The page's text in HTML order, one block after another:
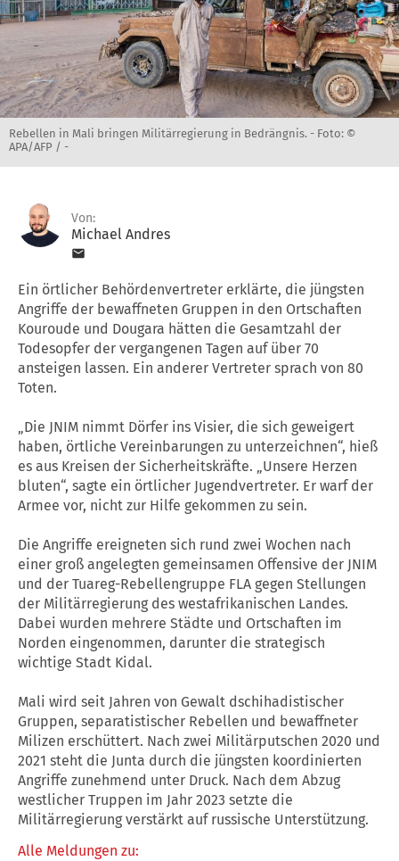
Rebellen in Mali bringen Militärregierung in Bedrängnis. - Foto: ©
APA/AFP / -
Von:
Michael Andres
Ein örtlicher Behördenvertreter erklärte, die jüngsten
Angriffe der bewaffneten Gruppen in den Ortschaften
Kouroude und Dougara hätten die Gesamtzahl der
Todesopfer der vergangenen Tagen auf über 70
ansteigen lassen. Ein anderer Vertreter sprach von 80
Toten.
„Die JNIM nimmt Dörfer ins Visier, die sich geweigert
haben, örtliche Vereinbarungen zu unterzeichnen“, hieß
es aus Kreisen der Sicherheitskräfte. „Unsere Herzen
bluten“, sagte ein örtlicher Jugendvertreter. Er warf der
Armee vor, nicht zur Hilfe gekommen zu sein.
Die Angriffe ereigneten sich rund zwei Wochen nach
einer groß angelegten gemeinsamen Offensive der JNIM
und der Tuareg-Rebellengruppe FLA gegen Stellungen
der Militärregierung des westafrikanischen Landes.
Dabei wurden mehrere Städte und Ortschaften im
Norden eingenommen, darunter die strategisch
wichtige Stadt Kidal.
Mali wird seit Jahren von Gewalt dschihadistischer
Gruppen, separatistischer Rebellen und bewaffneter
Milizen erschüttert. Nach zwei Militärputschen 2020 und
2021 steht die Junta durch die jüngsten koordinierten
Angriffe zunehmend unter Druck. Nach dem Abzug
westlicher Truppen im Jahr 2023 setzte die
Militärregierung verstärkt auf russische Unterstützung.
Alle Meldungen zu: